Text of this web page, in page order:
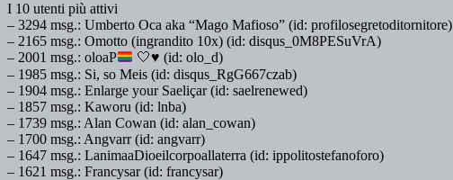
I 10 utenti più attivi
– 3294 msg.: Umberto Oca aka “Mago Mafioso” (id: profilosegretoditornitore)
– 2165 msg.: Omotto (ingrandito 10x) (id: disqus_0M8PESuVrA)
– 2001 msg.: oloaP
🤍♥️ (id: olo_d)
– 1985 msg.: Si, so Meis (id: disqus_RgG667czab)
– 1904 msg.: Enlarge your Saeliçar (id: saelrenewed)
– 1857 msg.: Kaworu (id: lnba)
– 1739 msg.: Alan Cowan (id: alan_cowan)
– 1700 msg.: Angvarr (id: angvarr)
– 1647 msg.: LanimaaDioeilcorpoallaterra (id: ippolitostefanoforo)
– 1621 msg.: Francysar (id: francysar)